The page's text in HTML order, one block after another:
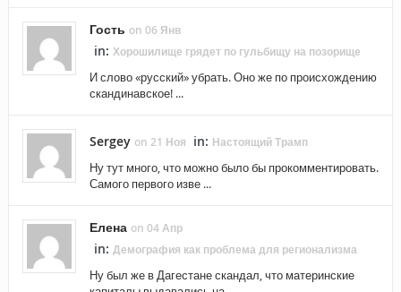
Гость on 06 Янв
in: Хорошилище грядет по гульбищу на позорище
И слово «русский» убрать. Оно же по происхождению
скандинавское! ...
Sergey on 21 Ноя in: Настоящий Трамп
Ну тут много, что можно было бы прокомментировать.
Самого первого изве ...
Елена on 04 Апр
in: Демография как проблема для регионализма
Ну был же в Дагестане скандал, что материнские